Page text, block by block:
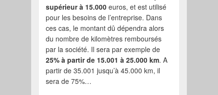
supérieur à 15.000euros, et est utilisé
pour les besoins de l’entreprise. Dans
ces cas, le montant dû dépendra alors
du nombre de kilomètres remboursés
par la société. Il sera par exemple de
25% à partir de 15.001 à 25.000 km. A
partir de 35.001 jusqu’à 45.000 km, il
sera de 75%…